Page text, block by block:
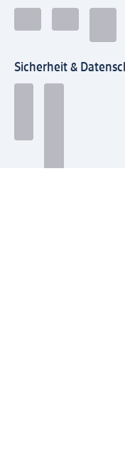
Sicherheit &